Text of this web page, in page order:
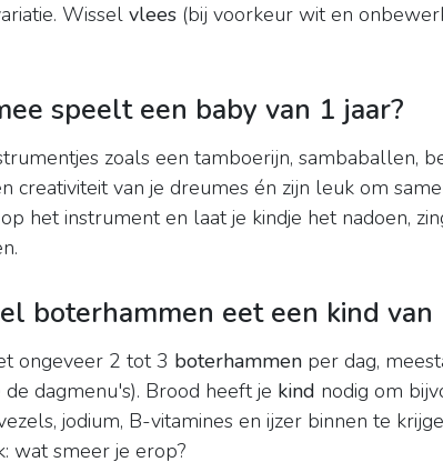
Wissel vlees (bij voorkeur wit en
speelt een baby van 1 jaar?
zoals een tamboerijn, sambaballen,
creativiteit van je dreumes én zijn leuk om
het instrument en laat je kindje het nadoen,
boterhammen eet een kind van
ongeveer 2 tot 3 boterhammen per dag,
de dagmenu's). Brood heeft je kind nodig om
jodium, B-vitamines en ijzer binnen te
wat smeer je erop?